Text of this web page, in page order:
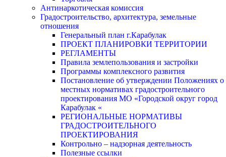
Антинаркотическая комиссия
Градостроительство, архитектура, земельные
отношения
Генеральный план г.Карабулак
ПРОЕКТ ПЛАНИРОВКИ ТЕРРИТОРИИ
РЕГЛАМЕНТЫ
Правила землепользования и застройки
Программы комплексного развития
Постановление об утверждении Положениях о
местных нормативах градостроительного
проектирования МО «Городской округ город
Карабулак «
РЕГИОНАЛЬНЫЕ НОРМАТИВЫ
ГРАДОСТРОИТЕЛЬНОГО
ПРОЕКТИРОВАНИЯ
Контрольно – надзорная деятельность
Полезные ссылки